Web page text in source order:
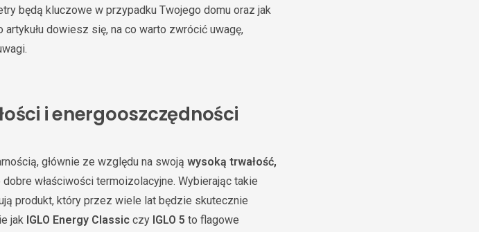
będą kluczowe w przypadku Twojego domu oraz jak
dowiesz się, na co warto zwrócić uwagę,
i energooszczędności
głównie ze względu na swoją wysoką trwałość,
właściwości termoizolacyjne. Wybierając takie
produkt, który przez wiele lat będzie skutecznie
jak IGLO Energy Classic czy IGLO 5 to flagowe